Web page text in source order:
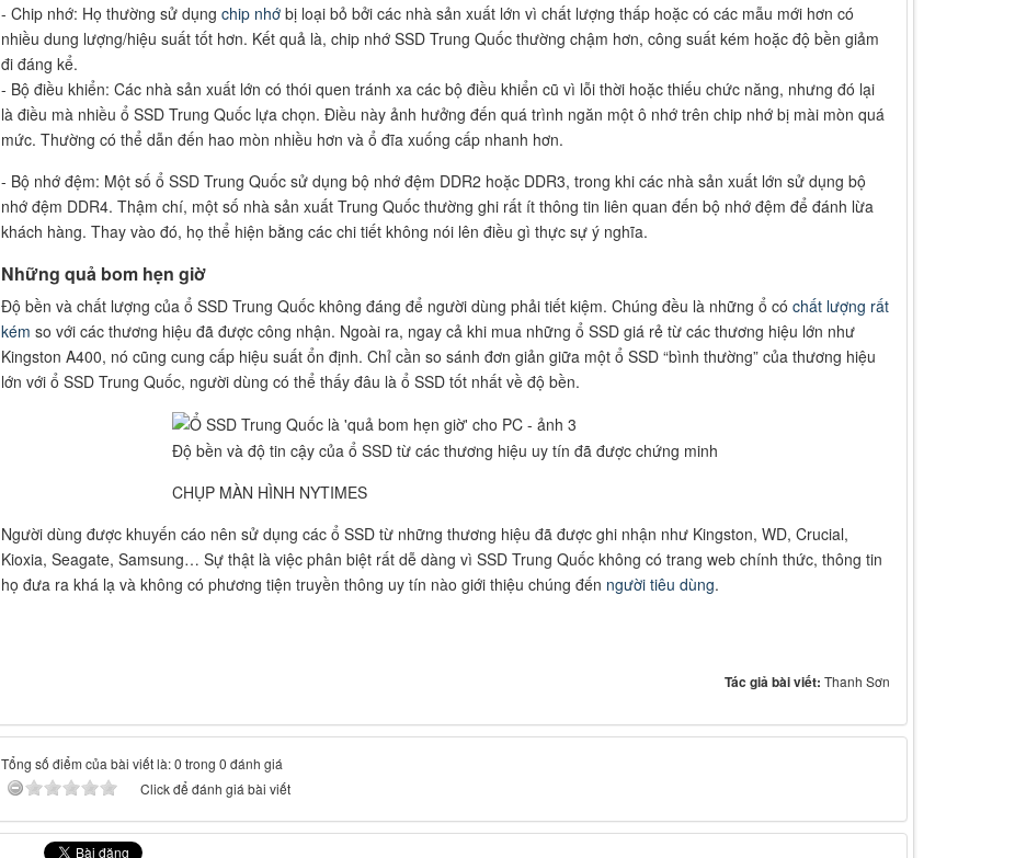
- Chip nhớ: Họ thường sử dụng chip nhớbị loại bỏ bởi các nhà sản xuất lớn vì chất lượng thấp hoặc có các mẫu mới hơn có
nhiều dung lượng/hiệu suất tốt hơn. Kết quả là, chip nhớ SSD Trung Quốc thường chậm hơn, công suất kém hoặc độ bền giảm
đi đáng kể.
- Bộ điều khiển: Các nhà sản xuất lớn có thói quen tránh xa các bộ điều khiển cũ vì lỗi thời hoặc thiếu chức năng, nhưng đó lại
là điều mà nhiều ổ SSD Trung Quốc lựa chọn. Điều này ảnh hưởng đến quá trình ngăn một ô nhớ trên chip nhớ bị mài mòn quá
mức. Thường có thể dẫn đến hao mòn nhiều hơn và ổ đĩa xuống cấp nhanh hơn.
- Bộ nhớ đệm: Một số ổ SSD Trung Quốc sử dụng bộ nhớ đệm DDR2 hoặc DDR3, trong khi các nhà sản xuất lớn sử dụng bộ
nhớ đệm DDR4. Thậm chí, một số nhà sản xuất Trung Quốc thường ghi rất ít thông tin liên quan đến bộ nhớ đệm để đánh lừa
khách hàng. Thay vào đó, họ thể hiện bằng các chi tiết không nói lên điều gì thực sự ý nghĩa.
Những quả bom hẹn giờ
Độ bền và chất lượng của ổ SSD Trung Quốc không đáng để người dùng phải tiết kiệm. Chúng đều là những ổ có chất lượng rất
kém so với các thương hiệu đã được công nhận. Ngoài ra, ngay cả khi mua những ổ SSD giá rẻ từ các thương hiệu lớn như
Kingston A400, nó cũng cung cấp hiệu suất ổn định. Chỉ cần so sánh đơn giản giữa một ổ SSD “bình thường” của thương hiệu
lớn với ổ SSD Trung Quốc, người dùng có thể thấy đâu là ổ SSD tốt nhất về độ bền.
Độ bền và độ tin cậy của ổ SSD từ các thương hiệu uy tín đã được chứng minh
CHỤP MÀN HÌNH NYTIMES
Người dùng được khuyến cáo nên sử dụng các ổ SSD từ những thương hiệu đã được ghi nhận như Kingston, WD, Crucial,
Kioxia, Seagate, Samsung… Sự thật là việc phân biệt rất dễ dàng vì SSD Trung Quốc không có trang web chính thức, thông tin
họ đưa ra khá lạ và không có phương tiện truyền thông uy tín nào giới thiệu chúng đến người tiêu dùng.
Tác giả bài viết: Thanh Sơn
Tổng số điểm của bài viết là: 0 trong 0 đánh giá
Click để đánh giá bài viết